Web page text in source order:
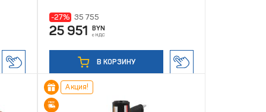
-27% 35 755
25 951 BYN
с НДС
В КОРЗИНУ
Акция!